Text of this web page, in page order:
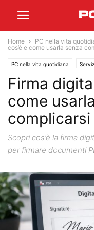
Home PC nella vita
cos’è e come usarla senza
PC nella vita quotidiana
Firma
come
complicarsi
Scopri cos’è la firma
per firmare documenti